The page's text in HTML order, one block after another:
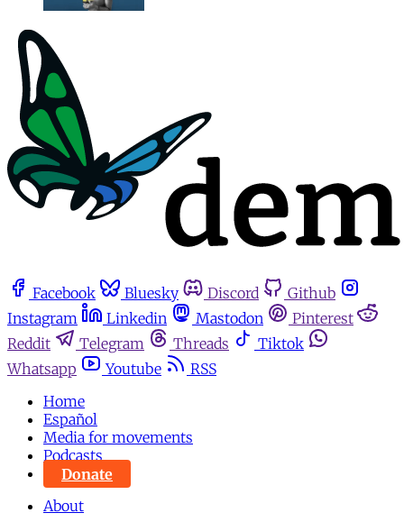
Facebook Bluesky Discord
Github
Instagram
Linkedin Mastodon
Pinterest
Reddit
Telegram Threads
Tiktok
Whatsapp
Youtube
RSS
Home
Español
Media for movements
Podcasts
Donate
About